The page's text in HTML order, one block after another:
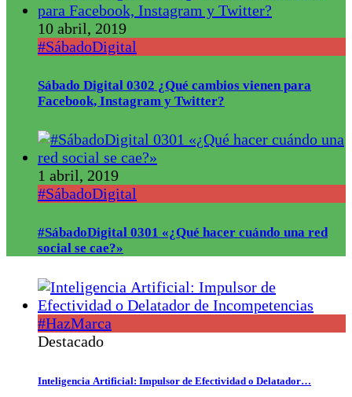
10 abril, 2019
#SábadoDigital
Sábado Digital 0302 ¿Qué cambios vienen para
Facebook, Instagram y Twitter?
1 abril, 2019
#SábadoDigital
#SábadoDigital 0301 «¿Qué hacer cuándo una red
social se cae?»
#HazMarca
Destacado
Inteligencia Artificial: Impulsor de Efectividad o Delatador…